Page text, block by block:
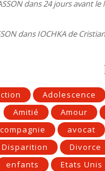
dans24 jours avant le
dansIOCHKA de
Adolescence
Amitié
Amour
avocat
Disparition Divorce
enfants
Etats Unis